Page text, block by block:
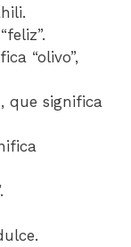
“olivo”,
que significa